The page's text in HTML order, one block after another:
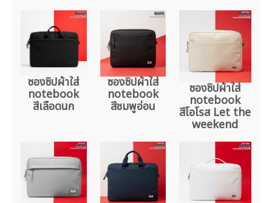
ซองซิปผ้าใส่
notebook
สีเลือดนก
ซองซิปผ้าใส่
notebook
สีชมพูอ่อน
ซองซิปผ้าใส่
notebook
สีโอโรส Let the
weekend